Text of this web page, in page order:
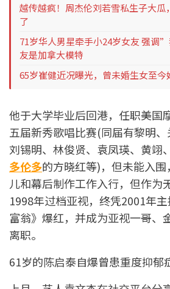
越传越疯！周杰伦刘若雪私生子大瓜
了
71岁华人男星牵手小24岁女友 强调
友是加拿大模特
65岁崔健近况曝光，曾未婚生女至今
他于大学毕业后回港，任职美国
五届新秀歌唱比赛(同届有黎明、
刘锡明、林俊贤、袁凤瑛、黄翊
多伦多的方晓红等)，但未能入
儿和幕后制作工作入行，但作为
1998年过档亚视，终凭2001年
富翁》爆红，并成为亚视一哥、
离职。
61岁的陈启泰自爆曾患重度抑郁